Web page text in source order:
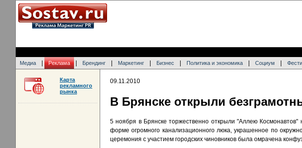
Медиа Реклама Брендинг Маркетинг Бизнес Политика и экономика Социум
09.11.2010
В Брянске открыли
5 ноября в Брянске торжественно открыли "Аллею
форме огромного канализационного люка, украшенное по
церемония с участием городских чиновников была омрачена
Карта
рекламного
рынка